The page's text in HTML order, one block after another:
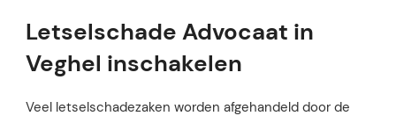
Letselschade Advocaat in
Veghel inschakelen
Veel letselschadezaken worden afgehandeld door de